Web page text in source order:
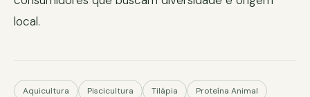
local.
Aquicultura Piscicultura Tilápia Proteína Animal